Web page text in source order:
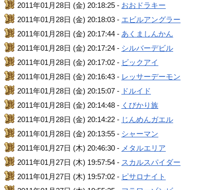
2011年01月28日 (金) 20:18:25 - おおドラキー
2011年01月28日 (金) 20:18:03 - エビルアングラー
2011年01月28日 (金) 20:17:44 - あくましんかん
2011年01月28日 (金) 20:17:24 - シルバーデビル
2011年01月28日 (金) 20:17:02 - ビックアイ
2011年01月28日 (金) 20:16:43 - レッサーデーモン
2011年01月28日 (金) 20:15:07 - ドルイド
2011年01月28日 (金) 20:14:48 - くびかり族
2011年01月28日 (金) 20:14:22 - じんめんガエル
2011年01月28日 (金) 20:13:55 - シャーマン
2011年01月27日 (木) 20:46:30 - メタルエリア
2011年01月27日 (木) 19:57:54 - スカルスパイダー
2011年01月27日 (木) 19:57:02 - ピサロナイト